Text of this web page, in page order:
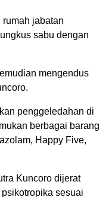
jabatan
sabu dengan
mengendus
penggeledahan di
berbagai barang
Happy Five,
Kuncoro dijerat
sesuai